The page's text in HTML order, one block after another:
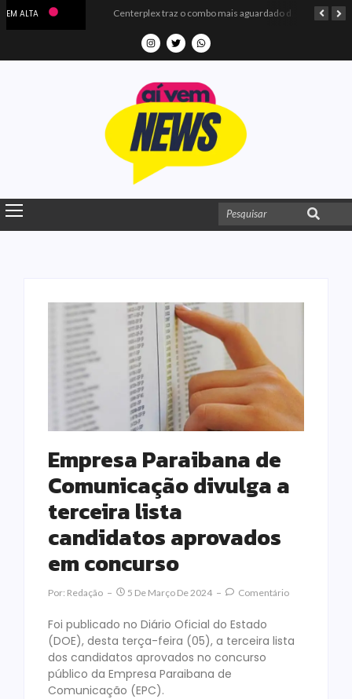
EM ALTA
Empresa Paraibana de
Comunicação divulga a
terceira lista
candidatos aprovados
em concurso
Por: Redação 5 De Março De 2024 Comentário
Foi publicado no Diário Oficial do Estado
(DOE), desta terça-feira (05), a terceira lista
dos candidatos aprovados no concurso
público da Empresa Paraibana de
Comunicação (EPC).